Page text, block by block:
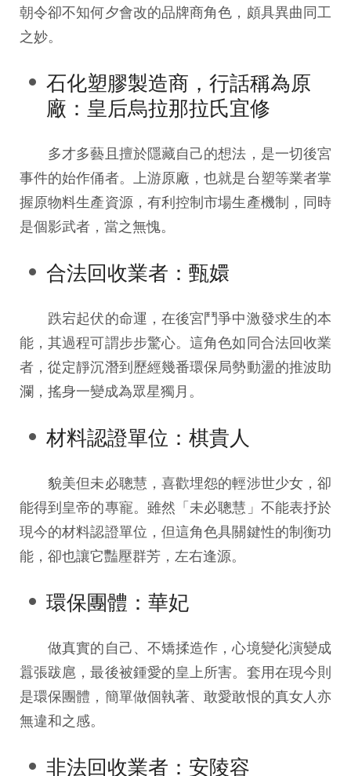
朝令卻不知何夕會改的品牌商角色，頗具異曲同工
之妙。
石化塑膠製造商，行話稱為原
廠：皇后烏拉那拉氏宜修
多才多藝且擅於隱藏自己的想法，是一切後宮
事件的始作俑者。上游原廠，也就是台塑等業者掌
握原物料生產資源，有利控制市場生產機制，同時
是個影武者，當之無愧。
合法回收業者：甄嬛
跌宕起伏的命運，在後宮鬥爭中激發求生的本
能，其過程可謂步步驚心。這角色如同合法回收業
者，從定靜沉潛到歷經幾番環保局勢動盪的推波助
瀾，搖身一變成為眾星獨月。
材料認證單位：棋貴人
貌美但未必聰慧，喜歡埋怨的輕涉世少女，卻
能得到皇帝的專寵。雖然「未必聰慧」不能表抒於
現今的材料認證單位，但這角色具關鍵性的制衡功
能，卻也讓它豔壓群芳，左右逢源。
環保團體：華妃
做真實的自己、不矯揉造作，心境變化演變成
囂張跋扈，最後被鍾愛的皇上所害。套用在現今則
是環保團體，簡單做個執著、敢愛敢恨的真女人亦
無違和之感。
非法回收業者：安陵容